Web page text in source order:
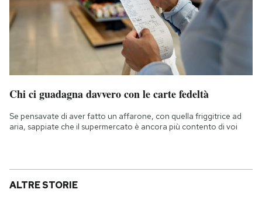
Chi ci guadagna davvero con le carte fedeltà
Se pensavate di aver fatto un affarone, con quella friggitrice ad
aria, sappiate che il supermercato è ancora più contento di voi
ALTRE STORIE